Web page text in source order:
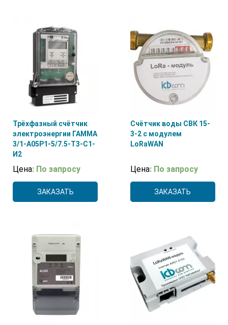
Трёхфазный счётчик
электроэнергии ГАММА
3/1-А05Р1-5/7.5-Т3-С1-
И2
Цена: По запросу
ЗАКАЗАТЬ
Счётчик воды СВК 15-
3-2 с модулем
LoRaWAN
Цена: По запросу
ЗАКАЗАТЬ